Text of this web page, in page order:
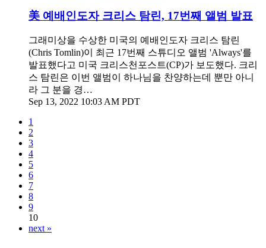
美 예배인도자 크리스 탐린, 17번째 앨범 발표
그래미상을 수상한 미국의 예배인도자 크리스 탐린
(Chris Tomlin)이 최근 17번째 스튜디오 앨범 'Always'를
발표했다고 미국 크리스천포스트(CP)가 보도했다. 크리
스 탐린은 이번 앨범이 하나님을 찬양하는데 뿐만 아니
라 그 분을 경…
Sep 13, 2022 10:03 AM PDT
1
2
3
4
5
6
7
8
9
10
next »